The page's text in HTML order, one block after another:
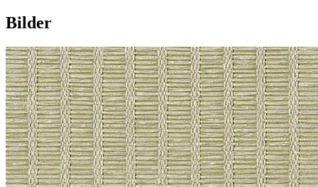
Bilder